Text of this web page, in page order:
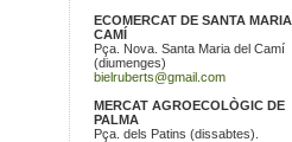
ECOMERCAT DE SANTA
CAMÍ
Pça. Nova. Santa Maria del Camí
(diumenges)
bielruberts@gmail.com
MERCAT AGROECOLÒGIC DE
PALMA
Pça. dels Patins (dissabtes).